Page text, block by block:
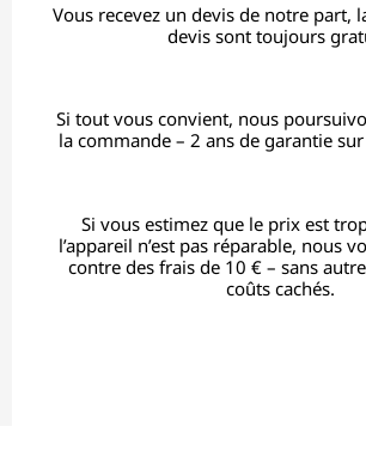
Vous recevez un devis de notre part,
devis sont toujours
Si tout vous convient, nous
la commande – 2 ans de garantie
Si vous estimez que le prix est
l’appareil n’est pas réparable, nous
contre des frais de 10 € – sans
coûts cachés.